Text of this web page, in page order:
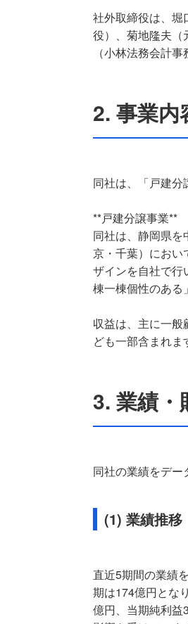
社外取締役は、堀
役）、菊地隆夫（
（小林法務会計
2. 事業内
同社は、「戸建分
**戸建分譲事業**
同社は、静岡県
京・千葉）におい
ザインを自社で行
棟一棟個性のある
収益は、主に一
ども一部含まれま
3. 業績・
同社の業績をデー
(1) 業績推移
直近5期間の業績
期は174億円とな
億円、当期純利益